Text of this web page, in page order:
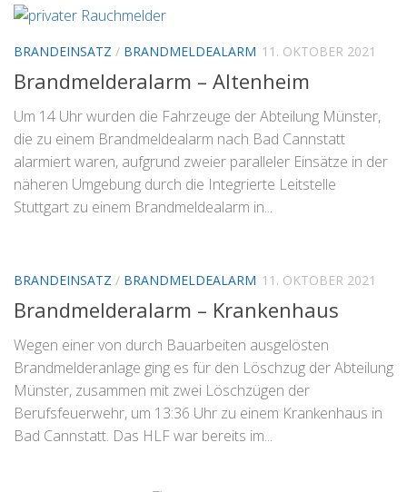
BRANDEINSATZ / BRANDMELDEALARM 11. OKTOBER 2021
Brandmelderalarm – Altenheim
Um 14 Uhr wurden die Fahrzeuge der Abteilung Münster,
die zu einem Brandmeldealarm nach Bad Cannstatt
alarmiert waren, aufgrund zweier paralleler Einsätze in der
näheren Umgebung durch die Integrierte Leitstelle
Stuttgart zu einem Brandmeldealarm in...
BRANDEINSATZ / BRANDMELDEALARM 11. OKTOBER 2021
Brandmelderalarm – Krankenhaus
Wegen einer von durch Bauarbeiten ausgelösten
Brandmelderanlage ging es für den Löschzug der Abteilung
Münster, zusammen mit zwei Löschzügen der
Berufsfeuerwehr, um 13:36 Uhr zu einem Krankenhaus in
Bad Cannstatt. Das HLF war bereits im...